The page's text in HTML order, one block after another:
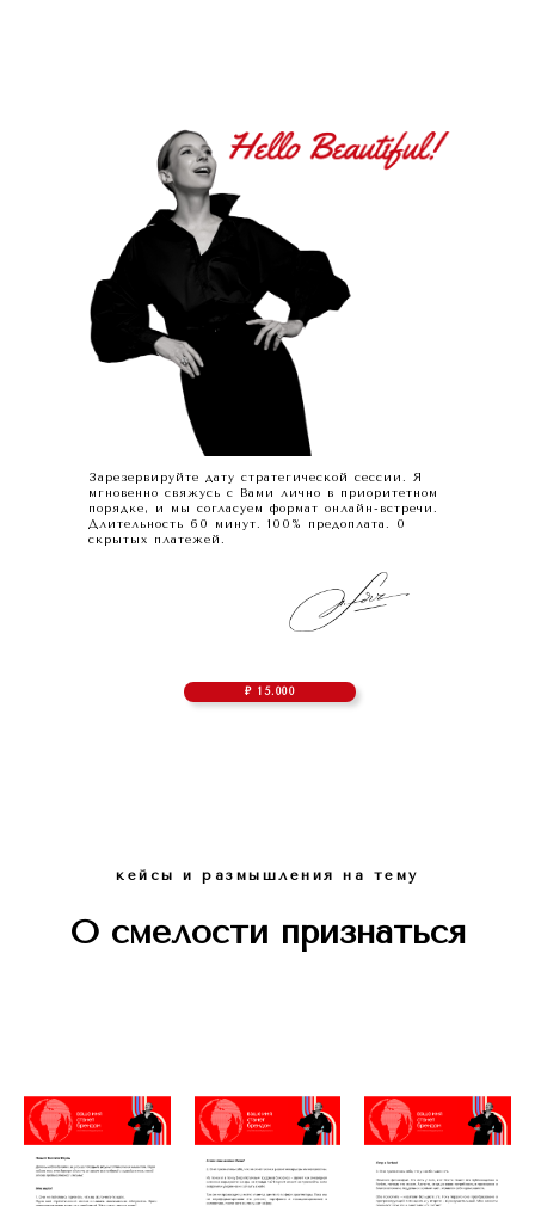
Зарезервируйте дату стратегической сессии. Я
мгновенно свяжусь с Вами лично в приоритетном
порядке, и мы согласуем формат онлайн-встречи.
Длительность 60 минут. 100% предоплата. 0
скрытых платежей.
₽ 15.000
кейсы и размышления на тему
О смелости признаться